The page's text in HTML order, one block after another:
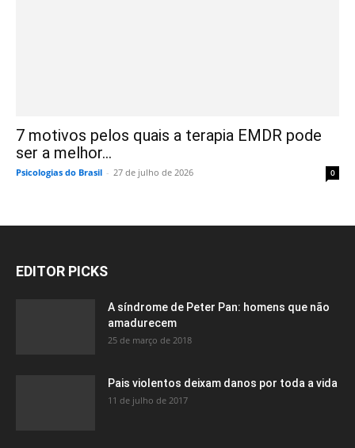
7 motivos pelos quais a terapia EMDR pode
ser a melhor...
Psicologias do Brasil - 27 de julho de 2026 0
EDITOR PICKS
A síndrome de Peter Pan: homens que não
amadurecem
25 de março de 2018
Pais violentos deixam danos por toda a vida
11 de julho de 2017